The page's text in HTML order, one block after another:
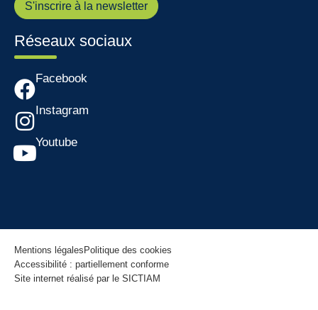
S'inscrire à la newsletter
Réseaux sociaux
Facebook
Instagram
Youtube
Mentions légales Politique des cookies
Accessibilité : partiellement conforme
Site internet réalisé par le SICTIAM